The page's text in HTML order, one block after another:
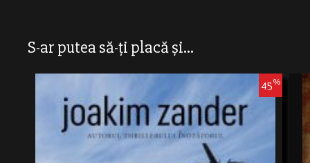
S-ar putea să-ți placă și...
45%